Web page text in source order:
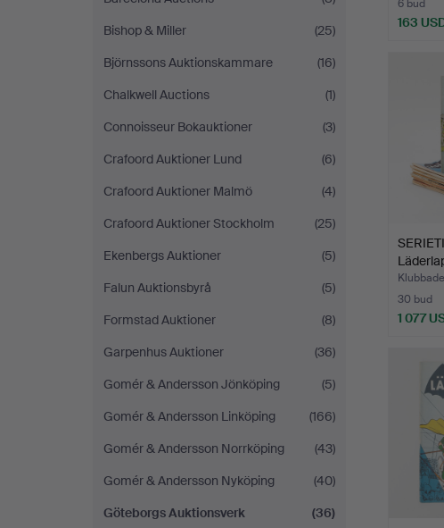
Bishop & Miller
(25)
Björnssons Auktionskammare
(16)
Chalkwell Auctions
(1)
Connoisseur Bokauktioner
(3)
Crafoord Auktioner Lund
(6)
Crafoord Auktioner Malmö
(4)
Crafoord Auktioner Stockholm
(25)
Ekenbergs Auktioner
(5)
Falun Auktionsbyrå
(5)
Formstad Auktioner
(8)
Garpenhus Auktioner
(36)
Gomér & Andersson Jönköping
(5)
Gomér & Andersson Linköping
(166)
Gomér & Andersson Norrköping
(43)
Gomér & Andersson Nyköping
(40)
Göteborgs Auktionsverk
(36)
6 bud
163
…
30 bud
1 077